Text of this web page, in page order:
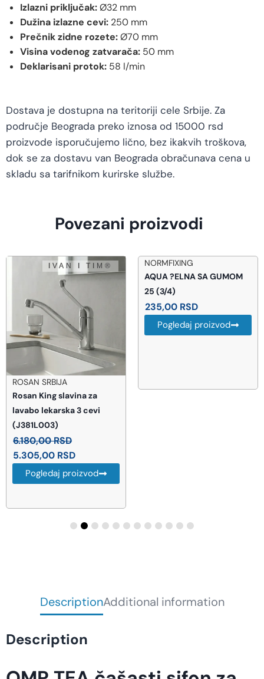
Izlazni priključak:Ø32 mm
Dužina izlazne cevi: 250 mm
Prečnik zidne rozete:Ø70 mm
Visina vodenog zatvarača: 50 mm
Deklarisani protok: 58 l/min
Dostava je dostupna na teritoriji cele Srbije. Za
područje Beograda preko iznosa od 15000 rsd
proizvode isporučujemo lično, bez ikakvih troškova,
dok se za dostavu van Beograda obračunava cena u
skladu sa tarifnikom kurirske službe.
Povezani proizvodi
ROSAN SRBIJA
Rosan King slavina za
lavabo lekarska 3 cevi
(J381L003)
6.180,00RSD
5.305,00 RSD
Pogledaj proizvod
NORMFIXING
AQUA ?ELNA SA GUMOM
25 (3/4)
235,00 RSD
Pogledaj proizvod
DescriptionAdditional information
Description